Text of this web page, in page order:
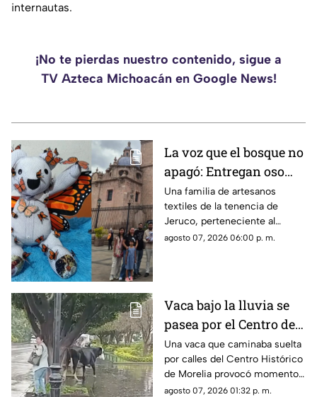
internautas.
¡No te pierdas nuestro contenido, sigue a
TV Azteca Michoacán en Google News!
La voz que el bosque no
apagó: Entregan oso
memorial al hijo de
Homero Gómez.
Una familia de artesanos
textiles de la tenencia de
Jeruco, perteneciente al
municipio de Cuitzeo,
conocido como “El Guardián
de las Monarcas”, el cual fue
entregado a su hijo, Homero
Gómez Valencia, en la ciudad
de Morelia.
agosto 07, 2026 06:00 p. m.
Vaca bajo la lluvia se
pasea por el Centro de
Morelia y asusta a una
mujer
Una vaca que caminaba suelta
por calles del Centro Histórico
de Morelia provocó momentos
de sorpresa y susto entre
agosto 07, 2026 01:32 p. m.